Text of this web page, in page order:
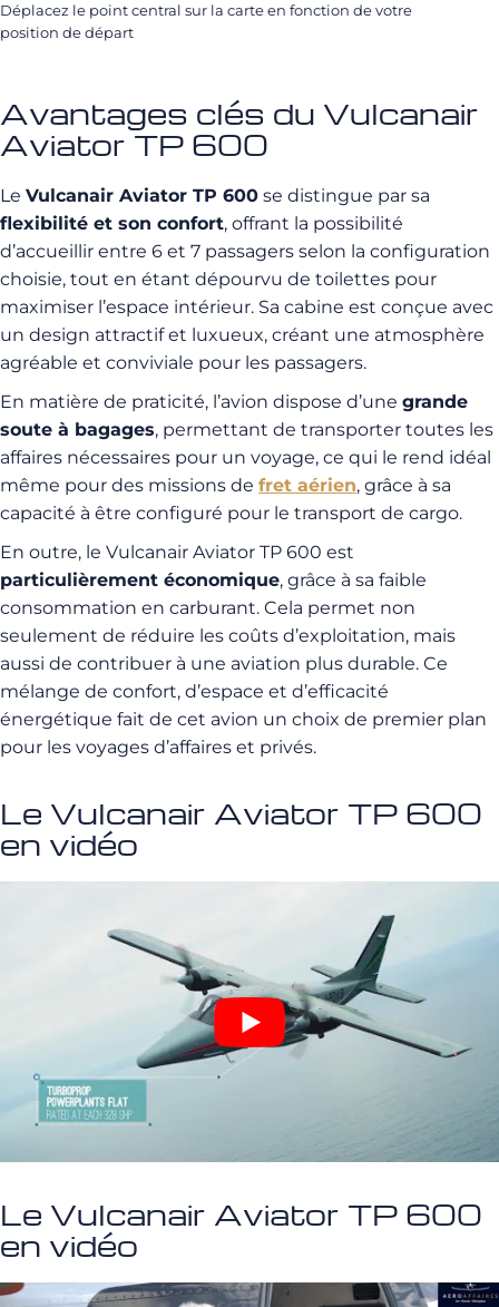
Déplacez le point central sur la carte en fonction de votre
position de départ
Avantages clés du Vulcanair
Aviator TP 600
Le Vulcanair Aviator TP 600 se distingue par sa
flexibilité et son confort, offrant la possibilité
d’accueillir entre 6 et 7 passagers selon la configuration
choisie, tout en étant dépourvu de toilettes pour
maximiser l’espace intérieur. Sa cabine est conçue avec
un design attractif et luxueux, créant une atmosphère
agréable et conviviale pour les passagers.
En matière de praticité, l’avion dispose d’une grande
soute à bagages, permettant de transporter toutes les
affaires nécessaires pour un voyage, ce qui le rend idéal
même pour des missions de fret aérien, grâce à sa
capacité à être configuré pour le transport de cargo.
En outre, le Vulcanair Aviator TP 600 est
particulièrement économique, grâce à sa faible
consommation en carburant. Cela permet non
seulement de réduire les coûts d’exploitation, mais
aussi de contribuer à une aviation plus durable. Ce
mélange de confort, d’espace et d’efficacité
énergétique fait de cet avion un choix de premier plan
pour les voyages d’affaires et privés.
Le Vulcanair Aviator TP 600
en vidéo
Le Vulcanair Aviator TP 600
en vidéo